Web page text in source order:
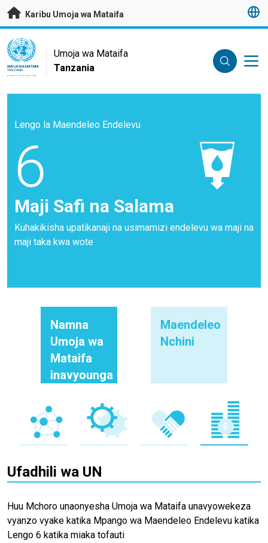
Nenda kwenye maudhui husika
Karibu Umoja wa Mataifa
UN Logo
UMOJA WA MATAIFA
TANZANIA
Umoja wa Mataifa
Tanzania
Lengo la Maendeleo Endelevu
6
Maji Safi na Salama
Kuhakikisha upatikanaji na usimamizi endelevu wa maji na
maji taka kwa wote
Namna
Umoja wa
Mataifa
inavyounga
Maendeleo
Nchini
Ufadhili wa UN
Huu Mchoro unaonyesha Umoja wa Mataifa unavyowekeza
vyanzo vyake katika Mpango wa Maendeleo Endelevu katika
Lengo 6 katika miaka tofauti